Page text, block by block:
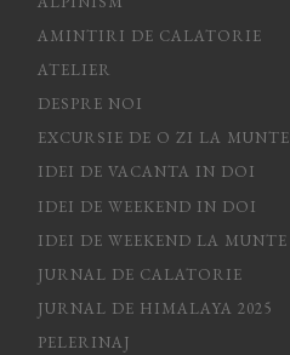
AMINTIRI DE CALATORIE
ATELIER
DESPRE NOI
EXCURSIE DE O ZI LA MUNTE
IDEI DE VACANTA IN DOI
IDEI DE WEEKEND IN DOI
IDEI DE WEEKEND LA MUNTE
JURNAL DE CALATORIE
JURNAL DE HIMALAYA 2025
PELERINAJ